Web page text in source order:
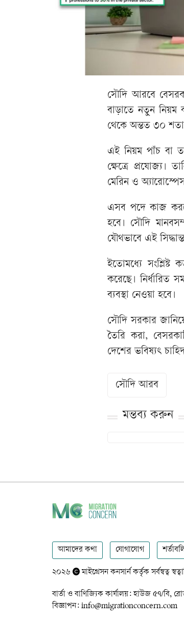
সৌদি আরবে
বাড়াতে নতুন নিয়ম
থেকে অন্তত ৩০
এই নিয়ম পাঁচ বা
ক্ষেত্রে প্রযোজ্য।
মেরিন ও
এসব পদে কাজ
হবে। সৌদি
যৌথভাবে এই
ইতোমধ্যে সংশ্লিষ্ট
করেছে। নির্ধারিত
ব্যবস্থা নেওয়া হবে।
সৌদি সরকার
তৈরি করা,
দেশের ভবিষ্যৎ
সৌদি আরব
মন্তব্য করুন
আমাদের কথা যোগাযোগ
২০২৬ মাইগ্রেসন কনসার্ন কর্তৃক সর্বস্বত্ব
বার্তা ও বাণিজ্যিক কার্যালয়: হাউজ ৫৭/
বিজ্ঞাপন: info@migrationconcern.com